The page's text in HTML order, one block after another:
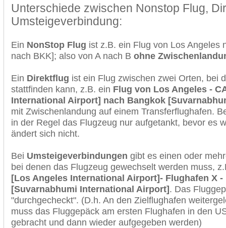
Unterschiede zwischen Nonstop Flug,
Umsteigeverbindung:
Ein NonStop Flug ist z.B. ein Flug von Los Angeles
nach BKK]; also von A nach B ohne
Ein Direktflug ist ein Flug zwischen zwei Orten, bei
stattfinden kann, z.B. ein Flug von Los Angeles -
International Airport] nach Bangkok
mit Zwischenlandung auf einem Transferflughafen.
in der Regel das Flugzeug nur aufgetankt, bevor es
ändert sich nicht.
Bei Umsteigeverbindungen gibt es einen oder
bei denen das Flugzeug gewechselt werden muss,
[Los Angeles International Airport]- Flughafen X
[Suvarnabhumi International Airport]. Das
"durchgecheckt". (D.h. An den Zielflughafen
muss das Fluggepäck am ersten Flughafen in den
gebracht und dann wieder aufgegeben werden)